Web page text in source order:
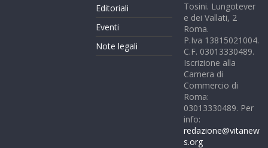
Editoriali
Eventi
Note legali
Tosini. Lungotever
e dei Vallati, 2
Roma.
P.Iva 13815021004.
C.F. 03013330489.
Iscrizione alla
Camera di
Commercio di
Roma:
03013330489. Per
info:
redazione@vitanew
s.org